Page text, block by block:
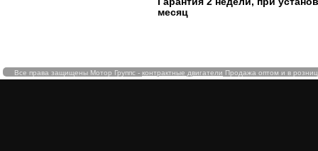
месяц
Все права защищены Мотор Группс - контрактные двигатели Продажа оптом и в